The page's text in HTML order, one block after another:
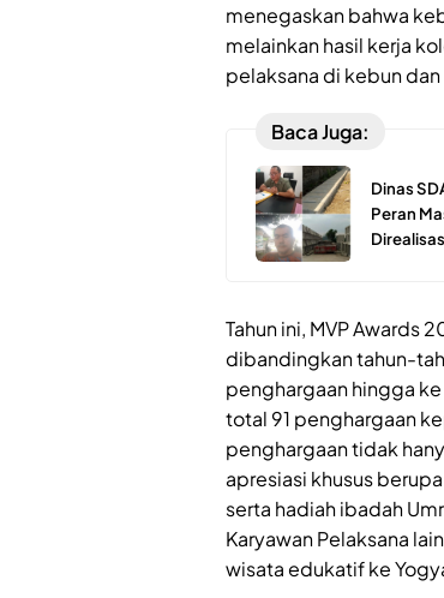
menegaskan bahwa
melainkan hasil kerja
pelaksana di kebun dan
Baca Juga:
Dinas
Peran
Tahun ini, MVP Awards
dibandingkan tahun-
penghargaan hingga
total 91 penghargaan
penghargaan tidak
apresiasi khusus
serta hadiah ibadah
Karyawan Pelaksana
wisata edukatif ke